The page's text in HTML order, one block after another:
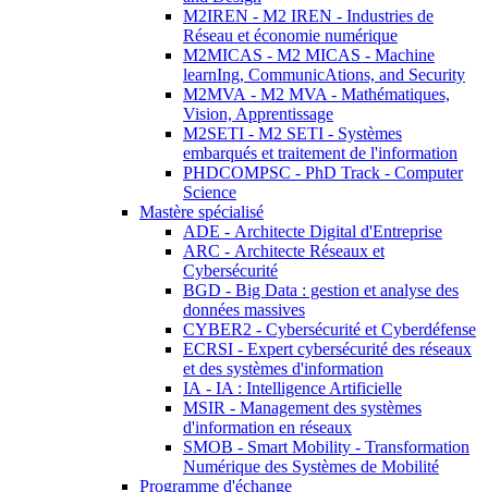
M2IREN - M2 IREN - Industries de
Réseau et économie numérique
M2MICAS - M2 MICAS - Machine
learnIng, CommunicAtions, and Security
M2MVA - M2 MVA - Mathématiques,
Vision, Apprentissage
M2SETI - M2 SETI - Systèmes
embarqués et traitement de l'information
PHDCOMPSC - PhD Track - Computer
Science
Mastère spécialisé
ADE - Architecte Digital d'Entreprise
ARC - Architecte Réseaux et
Cybersécurité
BGD - Big Data : gestion et analyse des
données massives
CYBER2 - Cybersécurité et Cyberdéfense
ECRSI - Expert cybersécurité des réseaux
et des systèmes d'information
IA - IA : Intelligence Artificielle
MSIR - Management des systèmes
d'information en réseaux
SMOB - Smart Mobility - Transformation
Numérique des Systèmes de Mobilité
Programme d'échange